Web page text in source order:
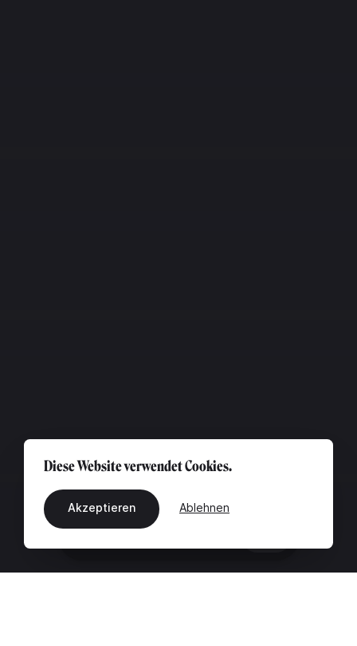
Diese Website verwendet Cookies.
Akzeptieren Ablehnen